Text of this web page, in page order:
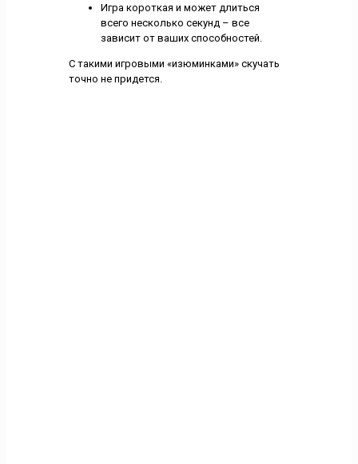
Игра короткая и может длиться
всего несколько секунд – все
зависит от ваших способностей.
С такими игровыми «изюминками» скучать
точно не придется.